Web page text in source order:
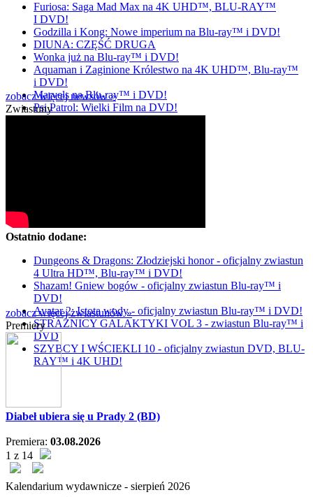
Furiosa: Saga Mad Max na 4K UHD™, BLU-RAY™
I DVD!
Godzilla i Kong: Nowe imperium na Blu-ray™ i DVD!
DIUNA: CZĘŚĆ DRUGA
Wonka już na Blu-ray™ i DVD!
Aquaman i Zaginione Królestwo na 4K UHD™, Blu-ray™
i DVD!
Marvels na Blu-ray™ i DVD!
Psi Patrol: Wielki Film na DVD!
zobacz więcej newsów »
Zwiastuny
Ostatnio dodane:
Dungeons & Dragons: Złodziejski honor - oficjalny zwiastun
4 Ultra HD™, Blu-ray™ i DVD!
Shazam! Gniew bogów - oficjalny zwiastun Blu-ray™ i
DVD!
Avatar 2: Istota wody - oficjalny zwiastun Blu-ray™ i DVD!
STRAŻNICY GALAKTYKI VOL 3 - zwiastun Blu-ray™ i
DVD
SZYBCY I WŚCIEKLI 10 - oficjalny zwiastun DVD, BLU-
RAY™ i 4K UHD!
zobacz więcej zwiastunów »
Premiery
Diabeł ubiera się u Prady 2 (BD)
Premiera: 03.08.2026
1 z 14
Kalendarium wydawnicze - sierpień 2026